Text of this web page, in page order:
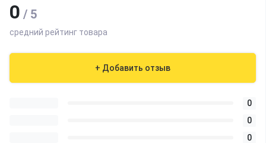
0 / 5
средний рейтинг товара
+ Добавить отзыв
0
0
0